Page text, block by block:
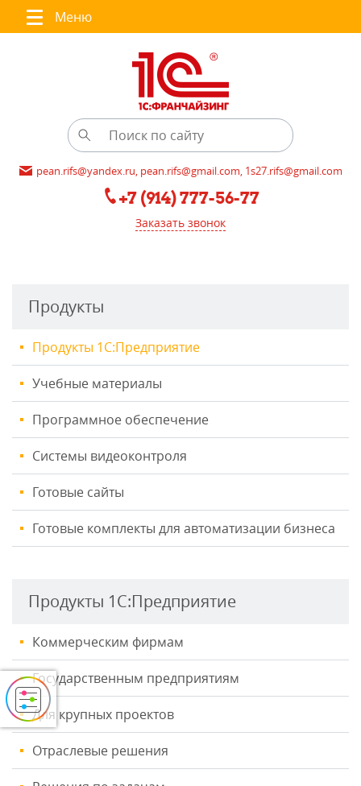
Меню
pean.rifs@yandex.ru, pean.rifs@gmail.com, 1s27.rifs@gmail.com
+7 (914) 777-56-77
Заказать звонок
Продукты
Продукты 1С:Предприятие
Учебные материалы
Программное обеспечение
Системы видеоконтроля
Готовые сайты
Готовые комплекты для автоматизации бизнеса
Продукты 1С:Предприятие
Коммерческим фирмам
Государственным предприятиям
Для крупных проектов
Отраслевые решения